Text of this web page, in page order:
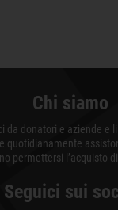
Chi siamo
da donatori e aziende e
quotidianamente
permettersi l’acquisto
Seguici sui